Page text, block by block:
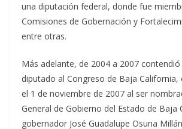
una diputación federal, donde fue
Comisiones de Gobernación y
entre otras.
Más adelante, de 2004 a 2007
diputado al Congreso de Baja California,
el 1 de noviembre de 2007 al ser
General de Gobierno del Estado de Baja
gobernador José Guadalupe Osuna